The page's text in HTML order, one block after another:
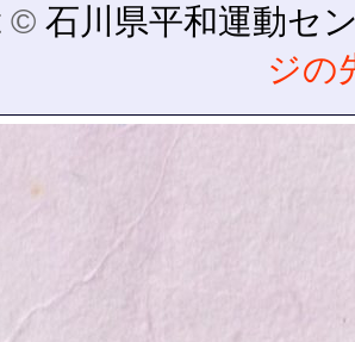
© 石川県平和運動セ
ジの